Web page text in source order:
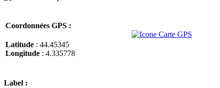
Coordonnées GPS :
Latitude : 44.45345
Longitude : 4.335778
Label :